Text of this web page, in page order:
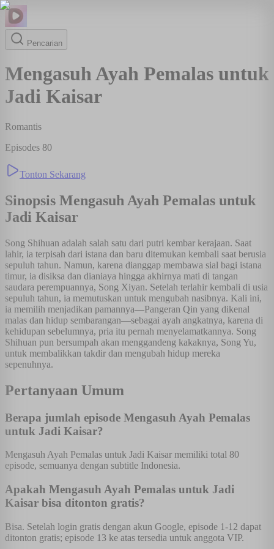
Pencarian
Mengasuh Ayah Pemalas untuk
Jadi Kaisar
Romantis
Episodes 80
Tonton Sekarang
Sinopsis Mengasuh Ayah Pemalas untuk
Jadi Kaisar
Song Shihuan adalah salah satu dari putri kembar kerajaan. Saat
lahir, ia terpisah dari istana dan baru ditemukan kembali saat berusia
sepuluh tahun. Namun, karena dianggap membawa sial bagi istana
timur, ia disiksa dan dianiaya hingga akhirnya mati di tangan
saudara perempuannya, Song Xiyan. Setelah terlahir kembali di usia
sepuluh tahun, ia memutuskan untuk mengubah nasibnya. Kali ini,
ia memilih menjadikan pamannya—Pangeran Qin yang dikenal
malas dan hidup sembarangan—sebagai ayah angkatnya, karena di
kehidupan sebelumnya, pria itu pernah menyelamatkannya. Song
Shihuan pun bersumpah akan menggandeng kakaknya, Song Yu,
untuk membalikkan takdir dan mengubah hidup mereka
sepenuhnya.
Pertanyaan Umum
Berapa jumlah episode Mengasuh Ayah Pemalas
untuk Jadi Kaisar?
Mengasuh Ayah Pemalas untuk Jadi Kaisar memiliki total 80
episode, semuanya dengan subtitle Indonesia.
Apakah Mengasuh Ayah Pemalas untuk Jadi
Kaisar bisa ditonton gratis?
Bisa. Setelah login gratis dengan akun Google, episode 1-12 dapat
ditonton gratis; episode 13 ke atas tersedia untuk anggota VIP.